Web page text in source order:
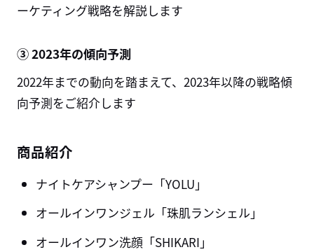
ーケティング戦略を解説します
③ 2023年の傾向予測
2022年までの動向を踏まえて、2023年以降の戦略傾
向予測をご紹介します
商品紹介
ナイトケアシャンプー「YOLU」
オールインワンジェル「珠肌ランシェル」
オールインワン洗顔「SHIKARI」